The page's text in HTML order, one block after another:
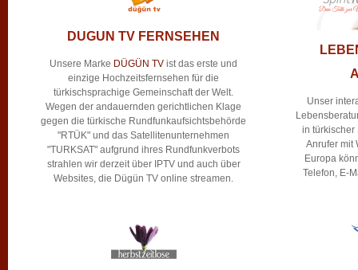
DUGUN TV FERNSEHEN
Unsere Marke DÜGÜN TV ist das erste und
einzige Hochzeitsfernsehen für die
türkischsprachige Gemeinschaft der Welt.
Wegen der andauernden gerichtlichen Klage
gegen die türkische Rundfunkaufsichtsbehörde
"RTÜK" und das Satellitenunternehmen
"TURKSAT" aufgrund ihres Rundfunkverbots
strahlen wir derzeit über IPTV und auch über
Websites, die Dügün TV online streamen.
Unser
in türkischer
Anrufer mit
Europa
Telefon, E-